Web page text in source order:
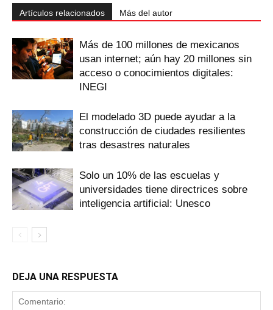
Artículos relacionados Más del autor
Más de 100 millones de mexicanos
usan internet; aún hay 20 millones sin
acceso o conocimientos digitales:
INEGI
El modelado 3D puede ayudar a la
construcción de ciudades resilientes
tras desastres naturales
Solo un 10% de las escuelas y
universidades tiene directrices sobre
inteligencia artificial: Unesco
DEJA UNA RESPUESTA